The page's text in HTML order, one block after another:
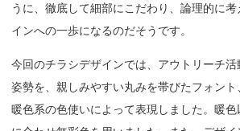
うに、徹底して細部にこだわり、論理的に
インへの一歩になるのだそうです。
今回のチラシデザインでは、アウトリーチ
姿勢を、親しみやすい丸みを帯びたフォン
暖色系の色使いによって表現しました。暖